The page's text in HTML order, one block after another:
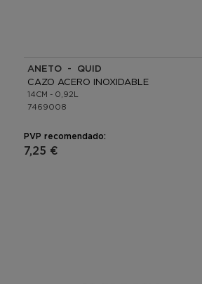
ANETO - QUID
CAZO ACERO INOXIDABLE
14CM - 0,92L
7469008
PVP recomendado:
7,25 €